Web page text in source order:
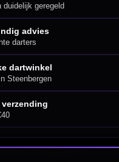
duidelijk geregeld
advies
darters
dartwinkel
Steenbergen
verzending